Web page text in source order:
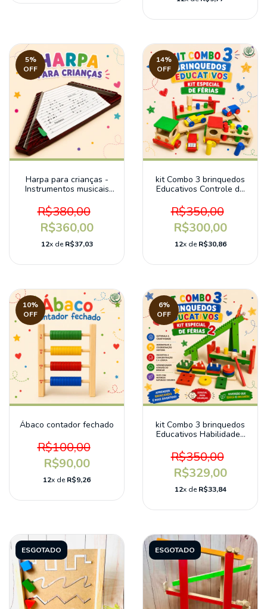
5%
OFF
Harpa para crianças -
Instrumentos musicais
R$380,00
R$360,00
12x deR$37,03
14%
OFF
kit Combo 3 brinquedos
Educativos Controle da
R$350,00
R$300,00
12x deR$30,86
10%
OFF
Ábaco contador fechado
R$100,00
R$90,00
12x deR$9,26
6%
OFF
kit Combo 3 brinquedos
Educativos Habilidades
R$350,00
R$329,00
12x deR$33,84
ESGOTADO ESGOTADO